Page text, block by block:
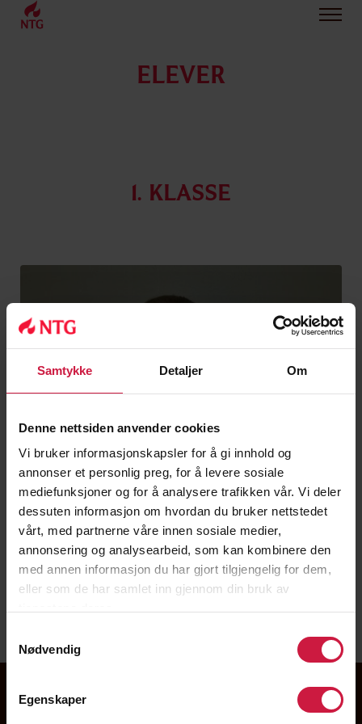
Samtykke Detaljer Om
Denne nettsiden anvender cookies
Vi bruker informasjonskapsler for å gi innhold og
annonser et personlig preg, for å levere sosiale
mediefunksjoner og for å analysere trafikken vår. Vi deler
dessuten informasjon om hvordan du bruker nettstedet
vårt, med partnerne våre innen sosiale medier,
annonsering og analysearbeid, som kan kombinere den
med annen informasjon du har gjort tilgjengelig for dem,
eller som de har samlet inn gjennom din bruk av
Nødvendig
Egenskaper
ELEVER
1. klasse
Vandela Bakke